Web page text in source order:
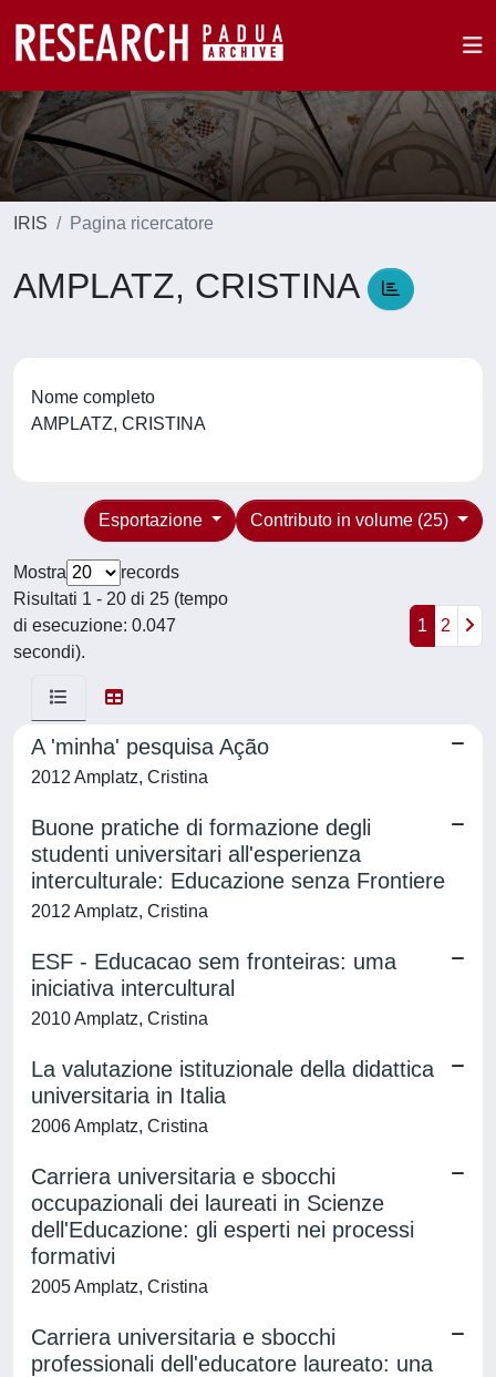
IRIS Pagina ricercatore
AMPLATZ, CRISTINA
Nome completo
AMPLATZ, CRISTINA
Contributo in volume (25)
Esportazione
Mostra
records
Risultati 1 - 20 di 25 (tempo
di esecuzione: 0.047
secondi).
1 2
A 'minha' pesquisa Ação
2012 Amplatz, Cristina
Buone pratiche di formazione degli
studenti universitari all'esperienza
interculturale: Educazione senza Frontiere
2012 Amplatz, Cristina
ESF - Educacao sem fronteiras: uma
iniciativa intercultural
2010 Amplatz, Cristina
La valutazione istituzionale della didattica
universitaria in Italia
2006 Amplatz, Cristina
Carriera universitaria e sbocchi
occupazionali dei laureati in Scienze
dell'Educazione: gli esperti nei processi
formativi
2005 Amplatz, Cristina
Carriera universitaria e sbocchi
professionali dell'educatore laureato: una